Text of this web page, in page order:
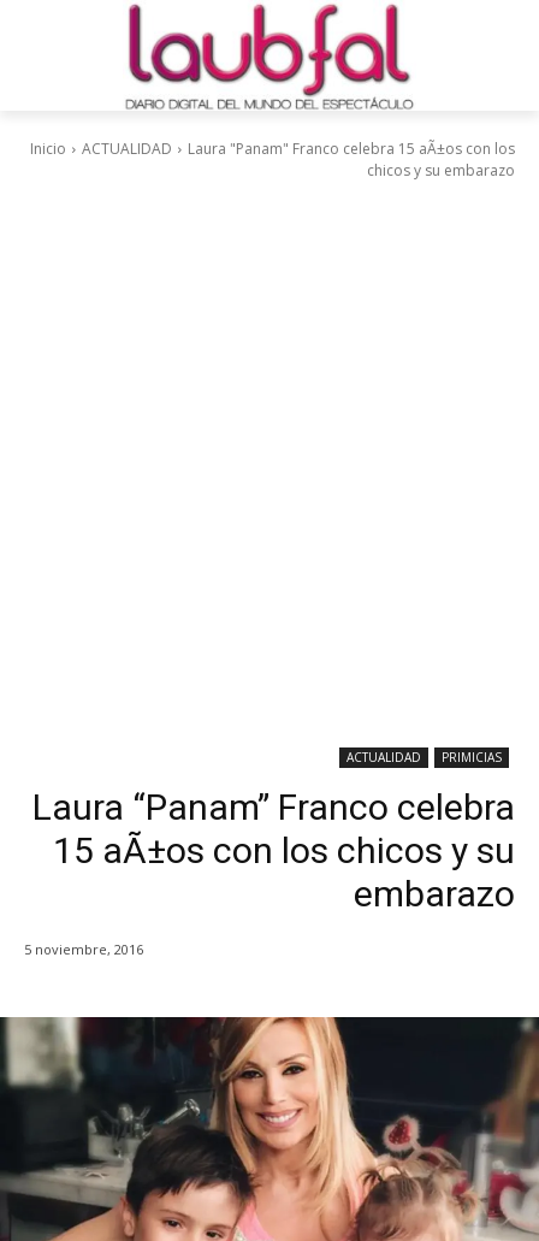
Inicio ACTUALIDAD
Laura "Panam" Franco celebra 15 aÃ±os con los
chicos y su embarazo
ACTUALIDAD PRIMICIAS
Laura “Panam” Franco celebra
15 aÃ±os con los chicos y su
embarazo
5 noviembre, 2016